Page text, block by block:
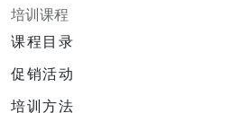
培训课程
课程目录
促销活动
培训方法